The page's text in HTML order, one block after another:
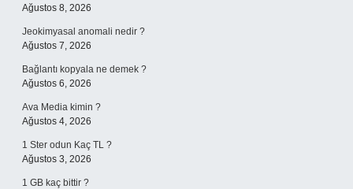
Ağustos 8, 2026
Jeokimyasal anomali nedir ?
Ağustos 7, 2026
Bağlantı kopyala ne demek ?
Ağustos 6, 2026
Ava Media kimin ?
Ağustos 4, 2026
1 Ster odun Kaç TL ?
Ağustos 3, 2026
1 GB kaç bittir ?